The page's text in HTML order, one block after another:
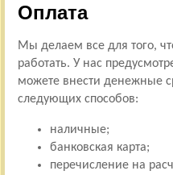
Оплата
Мы делаем все для того,
работать. У нас
можете внести денежные
следующих способов:
наличные;
банковская карта;
перечисление на